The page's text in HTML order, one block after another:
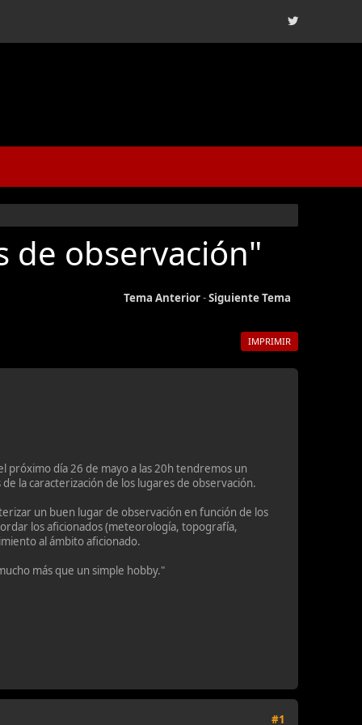
de observación"
Tema Anterior-Siguiente Tema
IMPRIMIR
próximo día 26 de mayo a las 20h tendremos un
la caracterización de los lugares de observación.
un buen lugar de observación en función de los
los aficionados (meteorología, topografía,
al ámbito aficionado.
más que un simple hobby."
#1